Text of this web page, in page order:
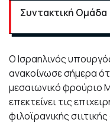
Συντακτική Ομάδα
Ο Ισραηλινός
ανακοίνωσε σήμερα
μεσαιωνικό φρούριο
επεκτείνει τις
φιλοϊρανικής